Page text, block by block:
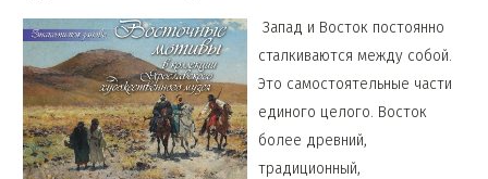
Запад и Восток постоянно
сталкиваются между собой.
Это самостоятельные части
единого целого. Восток
более древний,
традиционный,